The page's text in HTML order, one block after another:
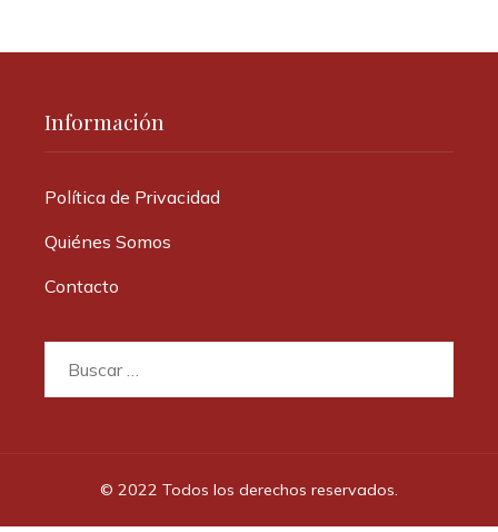
Información
Política de Privacidad
Quiénes Somos
Contacto
© 2022 Todos los derechos reservados.